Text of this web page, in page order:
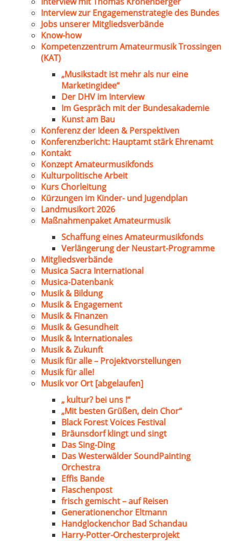
Interview zur Engagemenstrategie des Bundes
Jobs unserer Mitgliedsverbände
Know-how
Kompetenzzentrum Amateurmusik Trossingen
(KAT)
„Musikstadt ist mehr als nur eine
Marketingidee“
Der DHV im Interview
Im Gespräch mit der Bundesakademie
Kunst am Bau
Konferenz der Ideen & Perspektiven
Konferenzbericht: Hauptamt stärk Ehrenamt
Kontakt
Konzept Amateurmusikfonds
Kulturpolitische Arbeit
Kurs Chorleitung
Kürzungen im Kinder- und Jugendplan
Landmusikort 2026
Maßnahmenpaket Amateurmusik
Schaffung eines Amateurmusikfonds
Verlängerung der Neustart-Programme
Mitgliedsverbände
Musica Sacra International
Musica-Datenbank
Musik & Bildung
Musik & Engagement
Musik & Finanzen
Musik & Gesundheit
Musik & Internationales
Musik & Zukunft
Musik für alle – Projektvorstellungen
Musik für alle!
Musik vor Ort [abgelaufen]
„ kultur? bei uns !“
„Mit besten Grüßen, dein Chor“
Black Forest Voices Festival
Bräunsdorf klingt und singt
Das Sing-Ding
Das Westerwälder SoundPainting
Orchestra
Effis Bande
Flaschenpost
frisch gemischt – auf Reisen
Generationenchor Eltmann
Handglockenchor Bad Schandau
Harry-Potter-Orchesterprojekt